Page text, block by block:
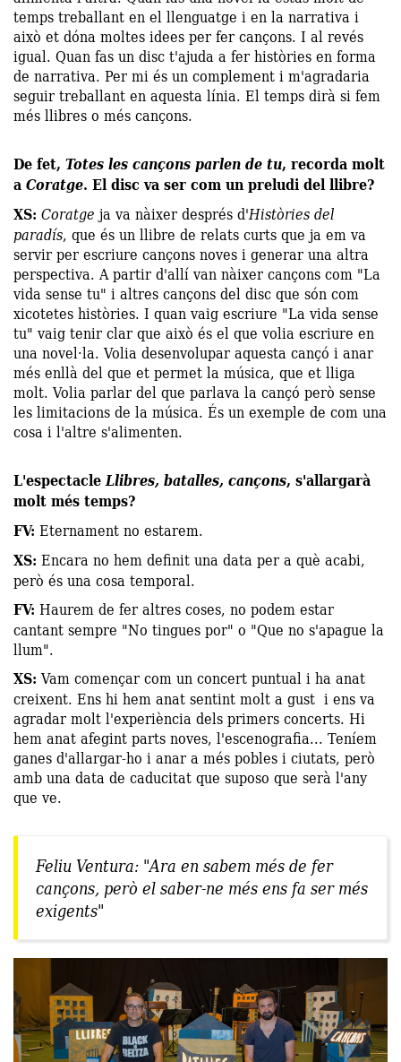
temps treballant en el llenguatge i en la narrativa i
això et dóna moltes idees per fer cançons. I al revés
igual. Quan fas un disc t'ajuda a fer històries en forma
de narrativa. Per mi és un complement i m'agradaria
seguir treballant en aquesta línia. El temps dirà si fem
més llibres o més cançons.
De fet, Totes les cançons parlen de tu, recorda molt
aCoratge. El disc va ser com un preludi del llibre?
XS: Coratge ja va nàixer després d'Històries del
paradís, que és un llibre de relats curts que ja em va
servir per escriure cançons noves i generar una altra
perspectiva. A partir d'allí van nàixer cançons com "La
vida sense tu" i altres cançons del disc que són com
xicotetes històries. I quan vaig escriure "La vida sense
tu" vaig tenir clar que això és el que volia escriure en
una novel·la. Volia desenvolupar aquesta cançó i anar
més enllà del que et permet la música, que et lliga
molt. Volia parlar del que parlava la cançó però sense
les limitacions de la música. És un exemple de com una
cosa i l'altre s'alimenten.
L'espectacleLlibres, batalles, cançons, s'allargarà
molt més temps?
FV: Eternament no estarem.
XS: Encara no hem definit una data per a què acabi,
però és una cosa temporal.
FV: Haurem de fer altres coses, no podem estar
cantant sempre "No tingues por" o "Que no s'apague la
llum".
XS:Vam començar com un concert puntual i ha anat
creixent. Ens hi hem anat sentint molt a gust i ens va
agradar molt l'experiència dels primers concerts. Hi
hem anat afegint parts noves, l'escenografia... Teníem
ganes d'allargar-ho i anar a més pobles i ciutats, però
amb una data de caducitat que suposo que serà l'any
que ve.
Feliu Ventura: "Ara en sabem més de fer
cançons, però el saber-ne més ens fa ser més
exigents"